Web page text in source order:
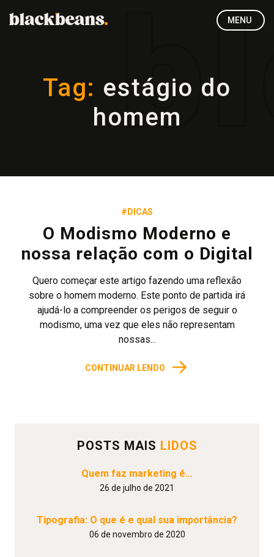
MENU
Tag: estágio do
homem
#DICAS
O Modismo Moderno e
nossa relação com o Digital
Quero começar este artigo fazendo uma reflexão
sobre o homem moderno. Este ponto de partida irá
ajudá-lo a compreender os perigos de seguir o
modismo, uma vez que eles não representam
nossas...
CONTINUAR LENDO →
POSTS MAIS LIDOS
Quem faz marketing é…
26 de julho de 2021
Tipografia: O que é e qual sua importância?
06 de novembro de 2020